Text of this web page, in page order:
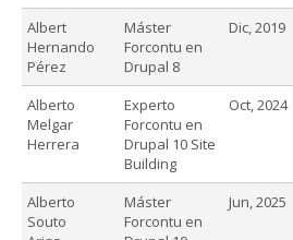
Albert
Hernando
Pérez
Máster
Forcontu en
Drupal 8
Dic, 2019
Alberto
Melgar
Herrera
Experto
Forcontu en
Drupal 10 Site
Building
Oct, 2024
Alberto
Souto
Máster
Forcontu en
Jun, 2025